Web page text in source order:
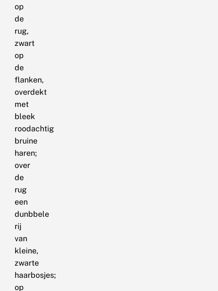
op
de
rug,
zwart
op
de
flanken,
overdekt
met
bleek
roodachtig
bruine
haren;
over
de
rug
een
dunbbele
rij
van
kleine,
zwarte
haarbosjes;
op